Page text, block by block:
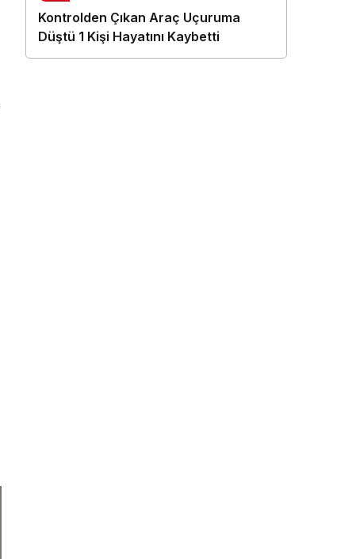
Kontrolden Çıkan Araç Uçuruma
Düştü 1 Kişi Hayatını Kaybetti